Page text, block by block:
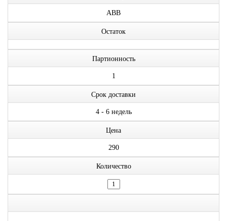
ABB
Остаток
Партионность
1
Срок доставки
4 - 6 недель
Цена
290
Количество